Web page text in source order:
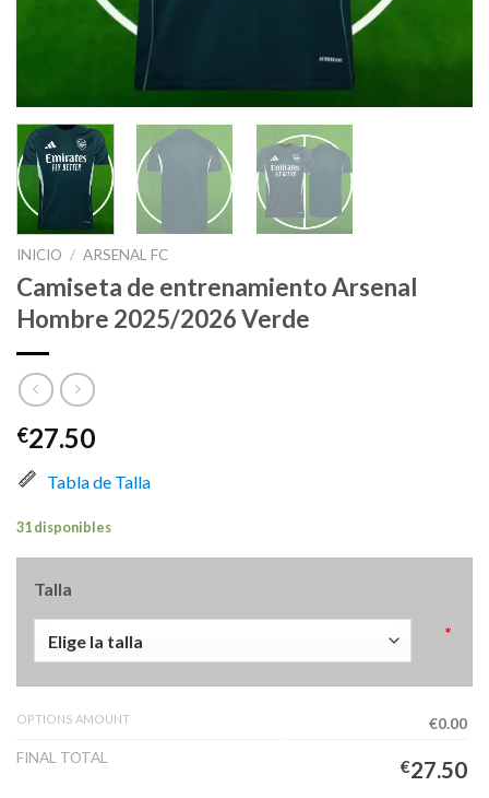
INICIO / ARSENAL FC
Camiseta de entrenamiento Arsenal
Hombre 2025/2026 Verde
€27.50
Tabla de Talla
31 disponibles
Talla
*
OPTIONS AMOUNT
€0.00
FINAL TOTAL
€27.50